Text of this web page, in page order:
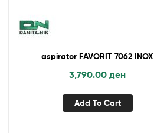
aspirator FAVORIT 7062 INOX
3,790.00 ден
Add To Cart